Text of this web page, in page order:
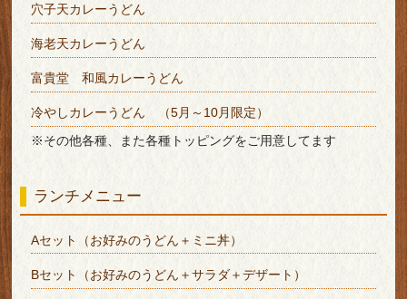
穴子天カレーうどん
海老天カレーうどん
富貴堂 和風カレーうどん
冷やしカレーうどん （5月～10月限定）
※その他各種、また各種トッピングをご用意してます
ランチメニュー
Aセット（お好みのうどん＋ミニ丼）
Bセット（お好みのうどん＋サラダ＋デザート）